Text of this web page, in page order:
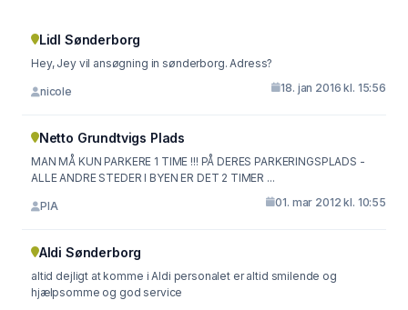
Lidl Sønderborg
Hey, Jey vil ansøgning in sønderborg. Adress?
nicole 18. jan 2016 kl. 15:56
Netto Grundtvigs Plads
MAN MÅ KUN PARKERE 1 TIME !!! PÅ DERES PARKERINGSPLADS -
ALLE ANDRE STEDER I BYEN ER DET 2 TIMER ...
PIA 01. mar 2012 kl. 10:55
Aldi Sønderborg
altid dejligt at komme i Aldi personalet er altid smilende og
hjælpsomme og god service